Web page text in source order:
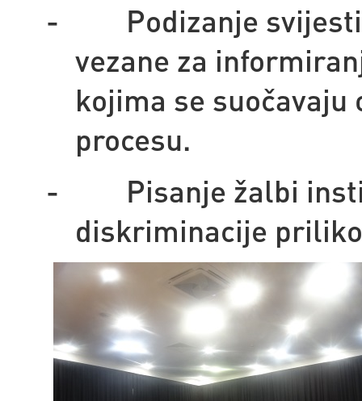
-
Podizanje
vezane za
kojima se
procesu.
-
Pisanje žalbi
diskriminacije